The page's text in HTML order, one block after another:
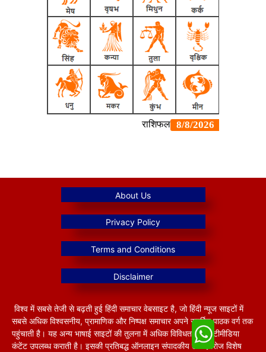
विश्व में सबसे तेजी से बढ़ती हुई हिंदी समाचार वेबसाइट है, जो हिंदी न्यूज साइटों में
सबसे अधिक विश्वसनीय, प्रामाणिक और निष्पक्ष समाचार अपने समर्पित पाठक वर्ग तक
पहुंचाती है। यह अन्य भाषाई साइटों की तुलना में अधिक विविधतापूर्ण मल्टीमीडिया
कंटेंट उपलब्ध कराती है। इसकी प्रतिबद्ध ऑनलाइन संपादकीय टीम हररोज विशेष